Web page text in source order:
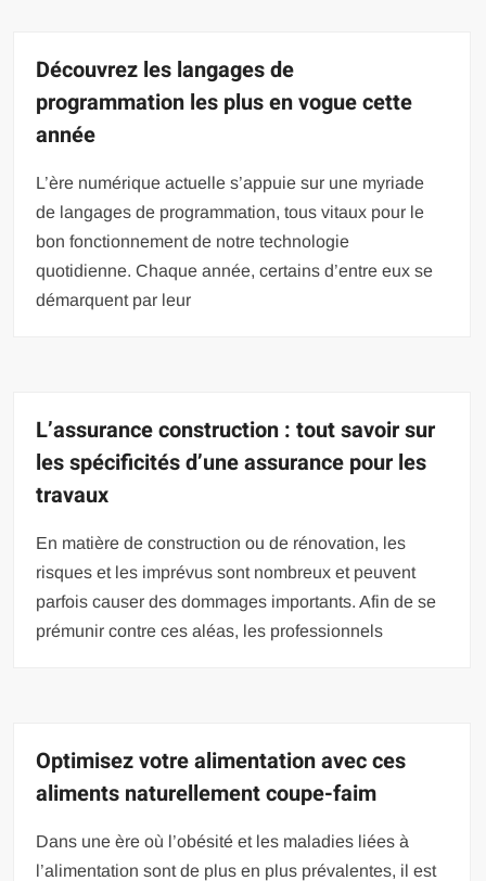
Découvrez les langages de
programmation les plus en vogue cette
année
L’ère numérique actuelle s’appuie sur une myriade
de langages de programmation, tous vitaux pour le
bon fonctionnement de notre technologie
quotidienne. Chaque année, certains d’entre eux se
démarquent par leur
L’assurance construction : tout savoir sur
les spécificités d’une assurance pour les
travaux
En matière de construction ou de rénovation, les
risques et les imprévus sont nombreux et peuvent
parfois causer des dommages importants. Afin de se
prémunir contre ces aléas, les professionnels
Optimisez votre alimentation avec ces
aliments naturellement coupe-faim
Dans une ère où l’obésité et les maladies liées à
l’alimentation sont de plus en plus prévalentes, il est